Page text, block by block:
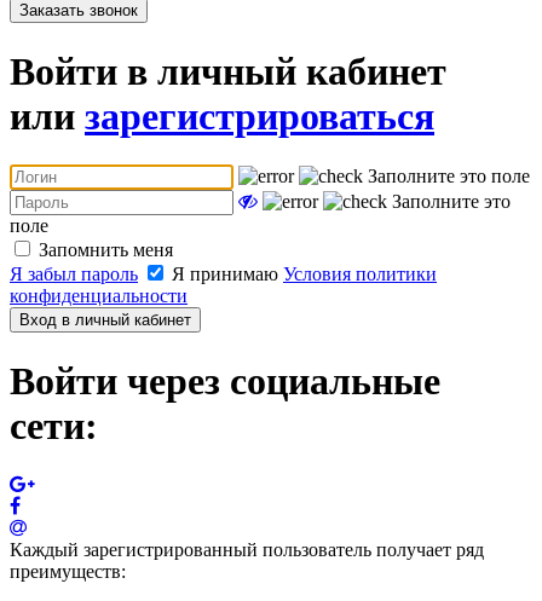
Заказать звонок
Войти в личный кабинет
или зарегистрироваться
Заполните это поле
Заполните это
поле
Запомнить меня
Я забыл пароль
Я принимаю Условия политики
конфиденциальности
Вход в личный кабинет
Войти через социальные
сети:
Каждый зарегистрированный пользователь получает ряд
преимуществ: